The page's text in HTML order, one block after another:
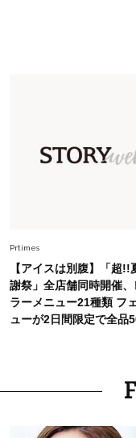
【40
いめ
とく
Prtimes
【アイスは別腹】「超!!
謝祭」全店舗同時開催、
ラーメニュー21種類 フ
ューが2日間限定で全品